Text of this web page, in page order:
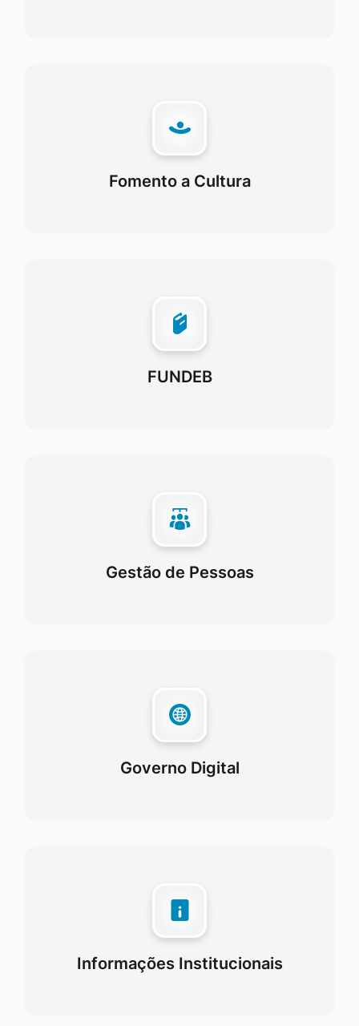
Fomento a Cultura
FUNDEB
Gestão de Pessoas
Governo Digital
Informações Institucionais